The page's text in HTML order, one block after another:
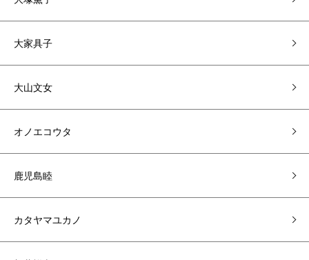
大家具子
大山文女
オノエコウタ
鹿児島睦
カタヤマユカノ